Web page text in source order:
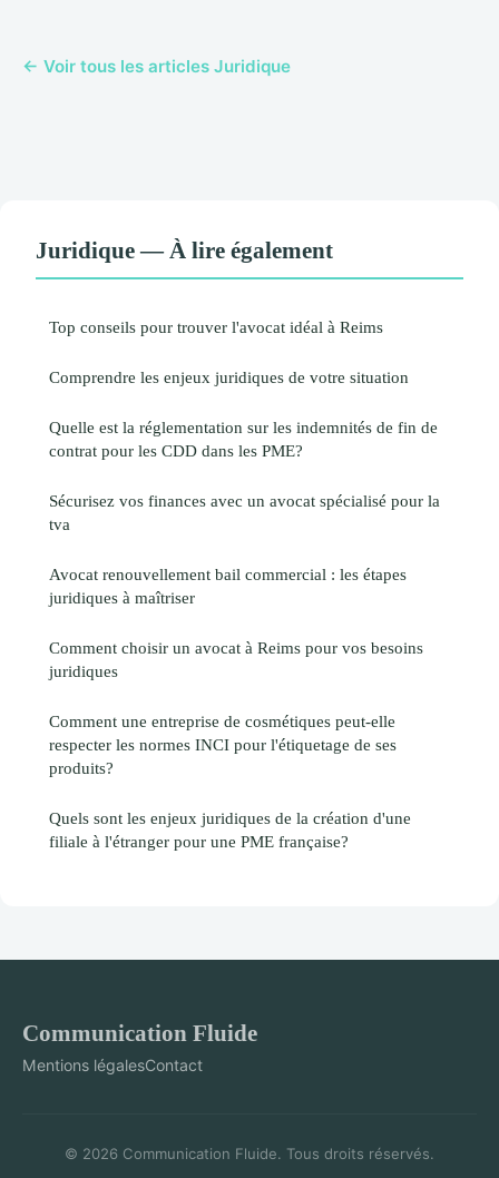
← Voir tous les articles Juridique
Juridique — À lire également
Top conseils pour trouver l'avocat idéal à Reims
Comprendre les enjeux juridiques de votre situation
Quelle est la réglementation sur les indemnités de fin de
contrat pour les CDD dans les PME?
Sécurisez vos finances avec un avocat spécialisé pour la
tva
Avocat renouvellement bail commercial : les étapes
juridiques à maîtriser
Comment choisir un avocat à Reims pour vos besoins
juridiques
Comment une entreprise de cosmétiques peut-elle
respecter les normes INCI pour l'étiquetage de ses
produits?
Quels sont les enjeux juridiques de la création d'une
filiale à l'étranger pour une PME française?
Communication Fluide
Mentions légalesContact
© 2026 Communication Fluide. Tous droits réservés.